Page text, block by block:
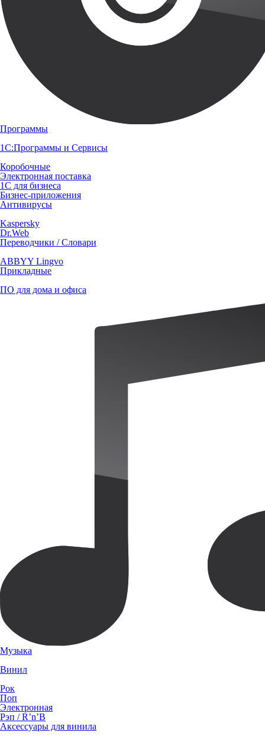
Программы
1С:Программы и Сервисы
Коробочные
Электронная поставка
1С для бизнеса
Бизнес-приложения
Антивирусы
Kaspersky
Dr.Web
Переводчики / Словари
ABBYY Lingvo
Прикладные
ПО для дома и офиса
Музыка
Винил
Рок
Поп
Электронная
Рэп / R’n’B
Аксессуары для винила